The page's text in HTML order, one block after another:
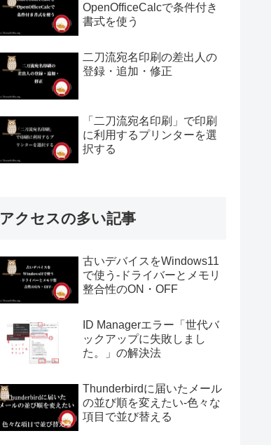
OpenOfficeCalcで条件付き
書式を使う
二刀流宛名印刷の差出人の
登録・追加・修正
「二刀流宛名印刷」で印刷
に利用するプリンターを選
択する
アクセスの多い記事
古いデバイスをWindows11
で使う-ドライバーとメモリ
整合性のON・OFF
ID Managerエラー「世代バ
ックアップに失敗しまし
た。」の解決法
Thunderbirdに届いたメール
の並び順を変えたい-色々な
項目で並び替える